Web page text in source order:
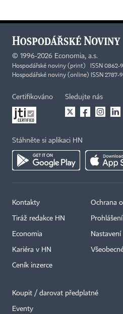
© 1996-2026 Economia, a.s.
Hospodářské noviny (print) ISSN 0862-
Hospodářské noviny (online) ISSN 2787-
Certifikováno Sledujte nás
Stáhněte si aplikaci HN
Kontakty
Tiráž redakce HN
Economia
Kariéra v HN
Ceník inzerce
Ochrana
Koupit / darovat předplatné
Eventy